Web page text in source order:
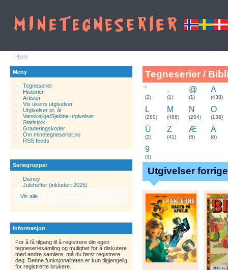
Hjem
Meny
Tegneserier
Historier.
Artister
Vis ukens utgivelser
Utgivelser pr. år
Vanskelige/Sjeldne utgivelser
Statistikk
Graderingskoder
Om minetegneserier.no
RSS feeds
Seriegrupper
Disney
Julehefter (inkludert 2025)
Vis alle
Informasjon
For å få tilgang til å registrere din egen
tegneseriesamling og mulighet for å diskutere
med andre samlere, må du først registrere
deg. Denne funksjonaliteten er kun tilgjengelig
for registrerte brukere.
Tegneserier /
'
(2)
.
(1)
@
(1)
A
(438)
L
(280)
M
(486)
N
(204)
O
(138)
Ü
(2)
Z
(41)
Æ
(5)
Ä
(6)
9
(3)
Utgivelser